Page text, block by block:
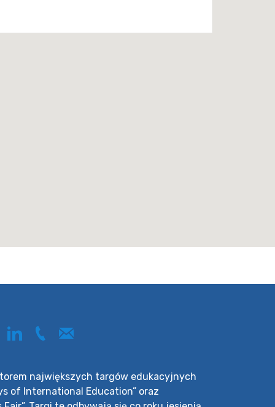
największych targów edukacyjnych
of International Education” oraz